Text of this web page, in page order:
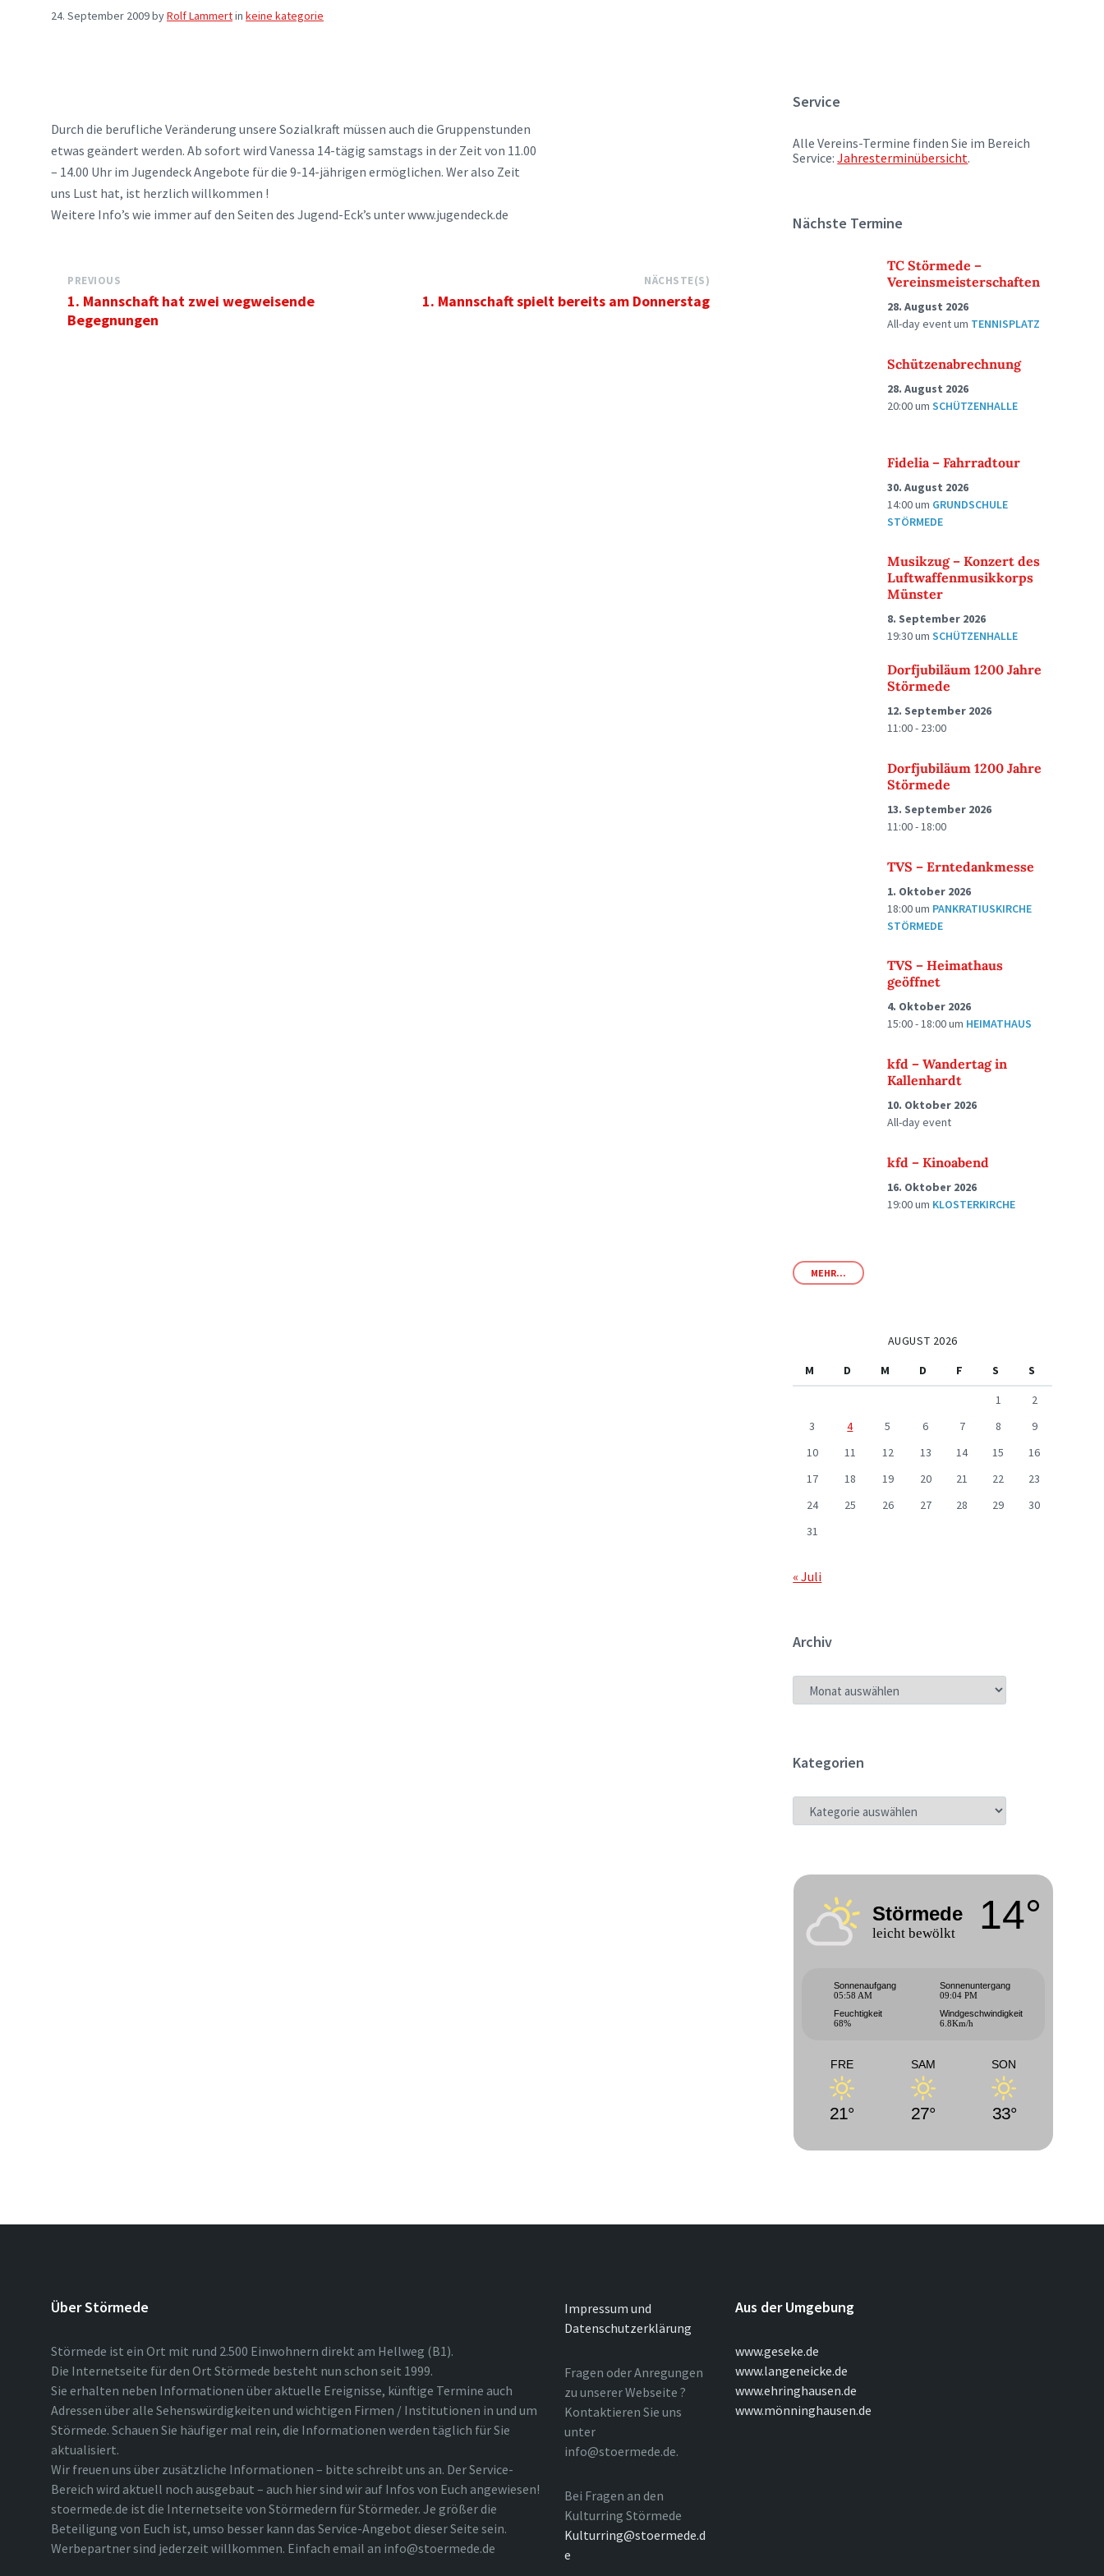
24. September 2009byRolf Lammertin keine kategorie
Durch die berufliche Veränderung unsere Sozialkraft müssen auch die Gruppenstunden
etwas geändert werden. Ab sofort wird Vanessa 14-tägig samstags in der Zeit von 11.00
– 14.00 Uhr im Jugendeck Angebote für die 9-14-jährigen ermöglichen. Wer also Zeit
uns Lust hat, ist herzlich willkommen !
Weitere Info’s wie immer auf den Seiten des Jugend-Eck’s unter www.jugendeck.de
PREVIOUS
1. Mannschaft hat zwei wegweisende
Begegnungen
NÄCHSTE(S)
1. Mannschaft spielt bereits am Donnerstag
Service
Alle Vereins-Termine finden Sie im Bereich
Service:Jahresterminübersicht.
Nächste Termine
TC Störmede –
Vereinsmeisterschaften
28. August 2026
All-day eventum TENNISPLATZ
Schützenabrechnung
28. August 2026
20:00umSCHÜTZENHALLE
Fidelia – Fahrradtour
30. August 2026
14:00um GRUNDSCHULE
STÖRMEDE
Musikzug – Konzert des
Luftwaffenmusikkorps
Münster
8. September 2026
19:30umSCHÜTZENHALLE
Dorfjubiläum 1200 Jahre
Störmede
12. September 2026
11:00 - 23:00
Dorfjubiläum 1200 Jahre
Störmede
13. September 2026
11:00 - 18:00
TVS – Erntedankmesse
1. Oktober 2026
18:00um PANKRATIUSKIRCHE
STÖRMEDE
TVS – Heimathaus
geöffnet
4. Oktober 2026
15:00 - 18:00um HEIMATHAUS
kfd – Wandertag in
Kallenhardt
10. Oktober 2026
All-day event
kfd – Kinoabend
16. Oktober 2026
19:00um KLOSTERKIRCHE
MEHR...
AUGUST 2026
M
D M D F S
S
1
2
3
4 5 6 7 8
9
10
11 12 13 14 15
16
17
18 19 20 21 22
23
24
25 26 27 28 29
30
31
« Juli
Archiv
ARCHIV
Kategorien
KATEGORIEN
Störmede
leicht bewölkt 14°
Sonnenaufgang
05:58 AM
Sonnenuntergang
09:04 PM
Feuchtigkeit
68%
Windgeschwindigkeit
6.8Km/h
FRE
21°
SAM
27°
SON
33°
Über Störmede
Störmede ist ein Ort mit rund 2.500 Einwohnern direkt am Hellweg (B1).
Die Internetseite für den Ort Störmede besteht nun schon seit 1999.
Sie erhalten neben Informationen über aktuelle Ereignisse, künftige Termine auch
Adressen über alle Sehenswürdigkeiten und wichtigen Firmen / Institutionen in und um
Störmede. Schauen Sie häufiger mal rein, die Informationen werden täglich für Sie
aktualisiert.
Wir freuen uns über zusätzliche Informationen – bitte schreibt uns an. Der Service-
Bereich wird aktuell noch ausgebaut – auch hier sind wir auf Infos von Euch angewiesen!
stoermede.de ist die Internetseite von Störmedern für Störmeder. Je größer die
Beteiligung von Euch ist, umso besser kann das Service-Angebot dieser Seite sein.
Werbepartner sind jederzeit willkommen. Einfach email an info@stoermede.de
Impressum und
Datenschutzerklärung
Fragen oder Anregungen
zu unserer Webseite ?
Kontaktieren Sie uns
unter
info@stoermede.de.
Bei Fragen an den
Kulturring Störmede
Kulturring@stoermede.d
e
Aus der Umgebung
www.geseke.de
www.langeneicke.de
www.ehringhausen.de
www.mönninghausen.de